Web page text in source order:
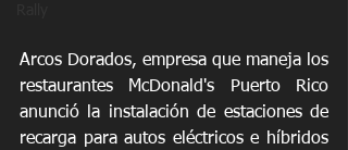
Arcos Dorados, empresa que maneja los
restaurantes McDonald's Puerto Rico
anunció la instalación de estaciones de
recarga para autos eléctricos e híbridos